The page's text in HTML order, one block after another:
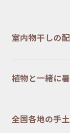
室内物干しの
植物と一緒に
全国各地の手